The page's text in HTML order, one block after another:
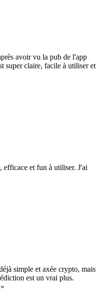
avoir vu la pub de l'app
super claire, facile à utiliser et
efficace et fun à utiliser. J'ai
simple et axée crypto, mais
est un vrai plus.